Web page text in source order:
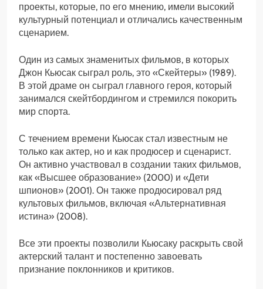
проекты, которые, по его мнению, имели высокий
культурный потенциал и отличались качественным
сценарием.
Один из самых знаменитых фильмов, в которых
Джон Кьюсак сыграл роль, это «Скейтеры» (1989).
В этой драме он сыграл главного героя, который
занимался скейтбордингом и стремился покорить
мир спорта.
С течением времени Кьюсак стал известным не
только как актер, но и как продюсер и сценарист.
Он активно участвовал в создании таких фильмов,
как «Высшее образование» (2000) и «Дети
шпионов» (2001). Он также продюсировал ряд
культовых фильмов, включая «Альтернативная
истина» (2008).
Все эти проекты позволили Кьюсаку раскрыть свой
актерский талант и постепенно завоевать
признание поклонников и критиков.